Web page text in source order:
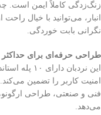
زنگ‌زدگی کاملاً ایمن است.
انبار، می‌توانید با خیال
نگرانی بابت خوردگی.
طراحی حرفه‌ای برای حداکثر
امنیت کاربر را تضمین
فنی و صنعتی، طراحی
می‌دهد.